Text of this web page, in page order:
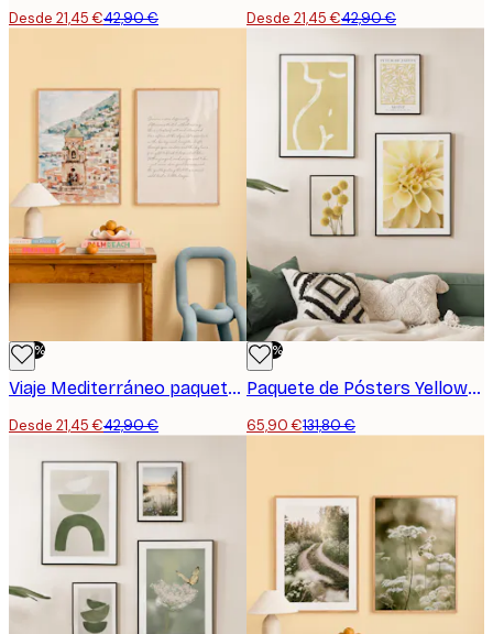
Desde 21,45 €42,90 € Desde 21,45 €42,90 €
-50%
Viaje Mediterráneo paquete de Pósters
Desde 21,45 €42,90 €
-50%
Paquete de Pósters Yellow Garden
65,90 €131,80 €